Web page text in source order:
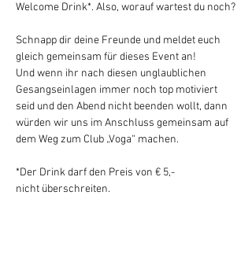
Welcome Drink*. Also, worauf wartest du noch?
Schnapp dir deine Freunde und meldet euch
gleich gemeinsam für dieses Event an!
Und wenn ihr nach diesen unglaublichen
Gesangseinlagen immer noch top motiviert
seid und den Abend nicht beenden wollt, dann
würden wir uns im Anschluss gemeinsam auf
dem Weg zum Club „Voga“ machen.
*Der Drink darf den Preis von € 5,-
nicht überschreiten.